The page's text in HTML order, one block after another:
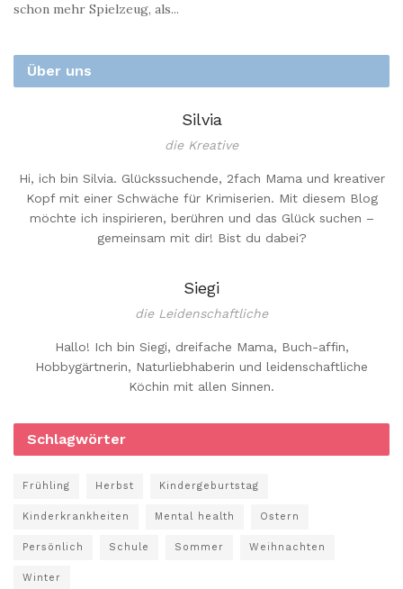
schon mehr Spielzeug, als...
Über uns
Silvia
die Kreative
Hi, ich bin Silvia. Glückssuchende, 2fach Mama und kreativer
Kopf mit einer Schwäche für Krimiserien. Mit diesem Blog
möchte ich inspirieren, berühren und das Glück suchen –
gemeinsam mit dir! Bist du dabei?
Siegi
die Leidenschaftliche
Hallo! Ich bin Siegi, dreifache Mama, Buch-affin,
Hobbygärtnerin, Naturliebhaberin und leidenschaftliche
Köchin mit allen Sinnen.
Schlagwörter
Frühling Herbst Kindergeburtstag
Kinderkrankheiten Mental health Ostern
Persönlich Schule Sommer Weihnachten
Winter